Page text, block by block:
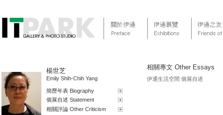
楊世芝
Emily Shih-Chih Yang
簡歷年表 Biography
個展自述 Statement
相關評論 Other Criticism
相關專文 Other Essays
伊通生活空間 個展自述